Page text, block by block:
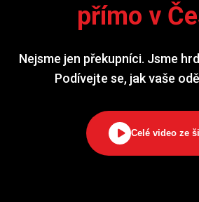
přímo v
Nejsme jen překupníci. Jsme
Podívejte se, jak vaše
Celé video ze